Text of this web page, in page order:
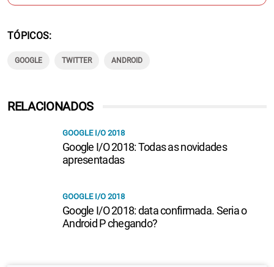
TÓPICOS
GOOGLE TWITTER ANDROID
RELACIONADOS
GOOGLE I/O 2018
Google I/O 2018: Todas as novidades
apresentadas
GOOGLE I/O 2018
Google I/O 2018: data confirmada. Seria o
Android P chegando?